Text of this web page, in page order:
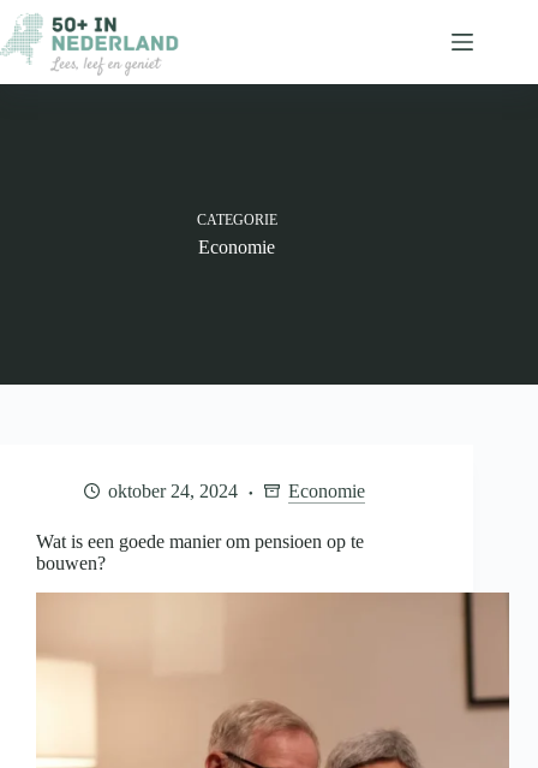
naar
de
inhoud
CATEGORIE
Economie
oktober 24, 2024 Economie
Wat is een goede manier om pensioen op te
bouwen?